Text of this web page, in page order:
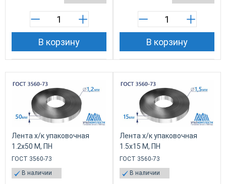
В корзину В корзину
Лента х/к упаковочная
1.2x50 М, ПН
ГОСТ 3560-73
В наличии
Лента х/к упаковочная
1.5x15 М, ПН
ГОСТ 3560-73
В наличии